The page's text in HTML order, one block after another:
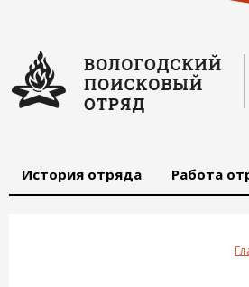
История отряда Работа